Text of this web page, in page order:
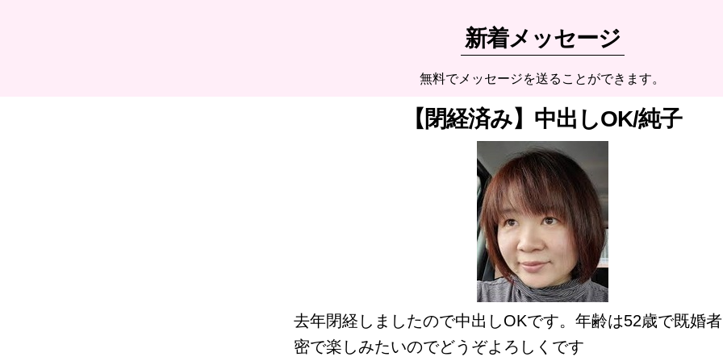
新着メッセージ
無料でメッセージを送ることができます。
【閉経済み】中出しOK/純子
去年閉経しましたので中出しOKです。年齢は52歳で既婚
密で楽しみたいのでどうぞよろしくです